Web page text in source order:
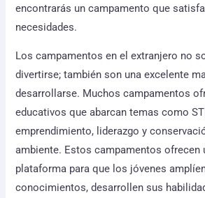
encontrarás un campamento que
necesidades.
Los campamentos en el extranjero no
divertirse; también son una excelente
desarrollarse. Muchos campamentos
educativos que abarcan temas como
emprendimiento, liderazgo y
ambiente. Estos campamentos ofrecen
plataforma para que los jóvenes
conocimientos, desarrollen sus